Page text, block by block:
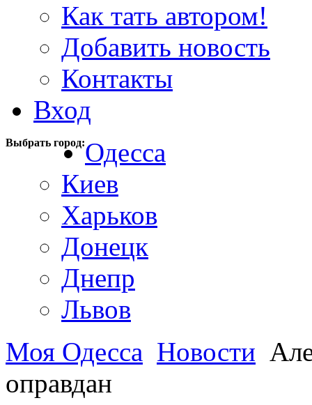
Как тать автором!
Добавить новость
Контакты
Вход
Выбрать город:Одесса
Киев
Харьков
Донецк
Днепр
Львов
Моя Одесса Новости
оправдан